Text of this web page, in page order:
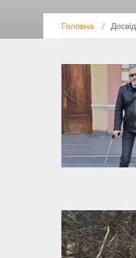
Головна / Досвід